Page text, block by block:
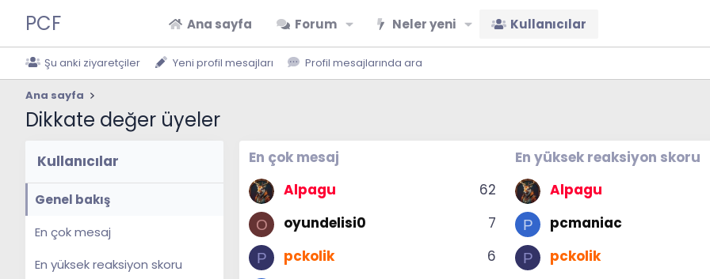
PCF Ana sayfa Forum Neler yeni Kullanıcılar
Şu anki ziyaretçiler Yeni profil mesajları Profil mesajlarında ara
Ana sayfa
Dikkate değer üyeler
Kullanıcılar
Genel bakış
En çok mesaj
En yüksek reaksiyon skoru
En çok mesaj
62
Alpagu
O 7
oyundelisi0
P 6
pckolik
En yüksek reaksiyon skoru
Alpagu
P pcmaniac
P pckolik